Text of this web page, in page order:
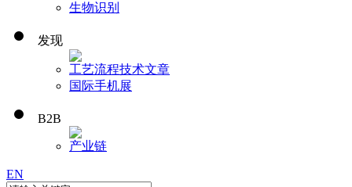
生物识别
发现
工艺流程技术文章
国际手机展
B2B
产业链
EN